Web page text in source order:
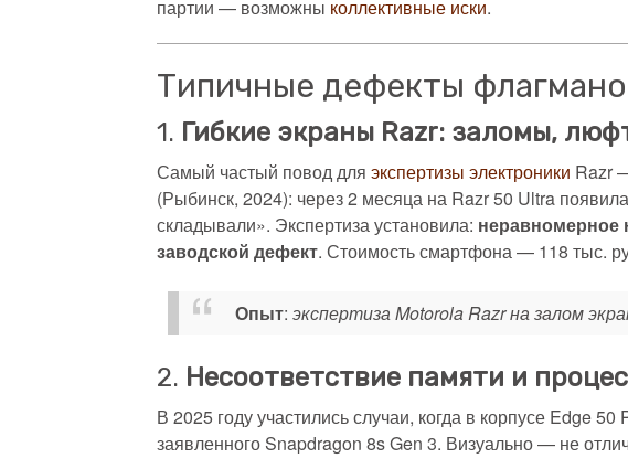
партии — возможны коллективные иски.
Типичные дефекты
1. Гибкие экраны Razr: заломы,
Самый частый повод для экспертизы электроники Razr
(Рыбинск, 2024): через 2 месяца на Razr 50 Ultra
складывали». Экспертиза установила: неравномерное
заводской дефект. Стоимость смартфона — 118 тыс.
Опыт: экспертиза Motorola Razr на залом
2. Несоответствие памяти и
В 2025 году участились случаи, когда в корпусе Edge
заявленного Snapdragon 8s Gen 3. Визуально — не